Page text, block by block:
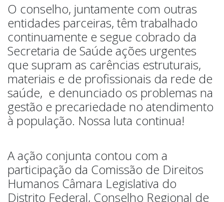
O conselho, juntamente com outras
entidades parceiras, têm trabalhado
continuamente e segue cobrado da
Secretaria de Saúde ações urgentes
que supram as carências estruturais,
materiais e de profissionais da rede de
saúde, e denunciado os problemas na
gestão e precariedade no atendimento
à população. Nossa luta continua!
A ação conjunta contou com a
participação da Comissão de Direitos
Humanos Câmara Legislativa do
Distrito Federal, Conselho Regional de